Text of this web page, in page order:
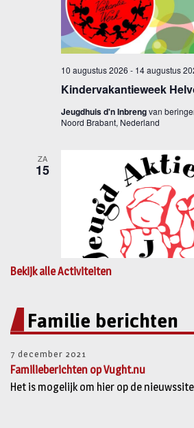
Bekijk alle Activiteiten
Familie berichten
7 december 2021
Familieberichten op Vught.nu
Het is mogelijk om hier op de